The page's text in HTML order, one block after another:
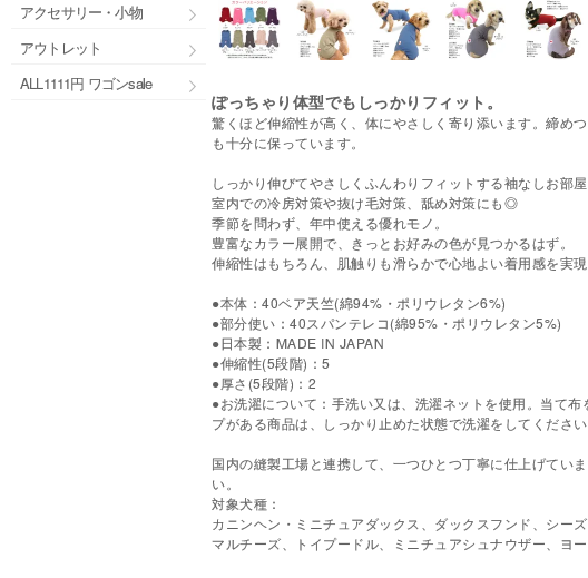
アクセサリー・小物
アウトレット
ALL1111円 ワゴンsale
ぽっちゃり体型でもしっかりフィット。
驚くほど伸縮性が高く、体にやさしく寄り添います。締め
も十分に保っています。
しっかり伸びてやさしくふんわりフィットする袖なしお部屋
室内での冷房対策や抜け毛対策、舐め対策にも◎
季節を問わず、年中使える優れモノ。
豊富なカラー展開で、きっとお好みの色が見つかるはず。
伸縮性はもちろん、肌触りも滑らかで心地よい着用感を実現
●本体：40ベア天竺(綿94%・ポリウレタン6%)
●部分使い：40スパンテレコ(綿95%・ポリウレタン5%)
●日本製：MADE IN JAPAN
●伸縮性(5段階)：5
●厚さ(5段階)：2
●お洗濯について：手洗い又は、洗濯ネットを使用。当て
プがある商品は、しっかり止めた状態で洗濯をしてください
国内の縫製工場と連携して、一つひとつ丁寧に仕上げてい
い。
対象犬種：
カニンヘン・ミニチュアダックス、ダックスフンド、シー
マルチーズ、トイプードル、ミニチュアシュナウザー、ヨ